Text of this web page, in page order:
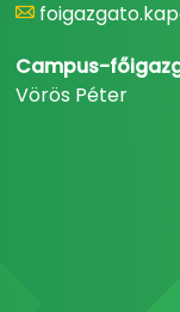
Campus-
Vörös Péter